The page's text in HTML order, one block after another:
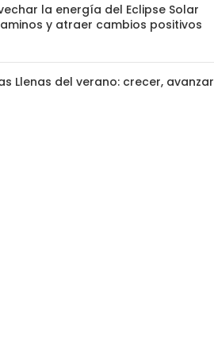
la energía del Eclipse Solar
y atraer cambios positivos
Llenas del verano: crecer, avanzar